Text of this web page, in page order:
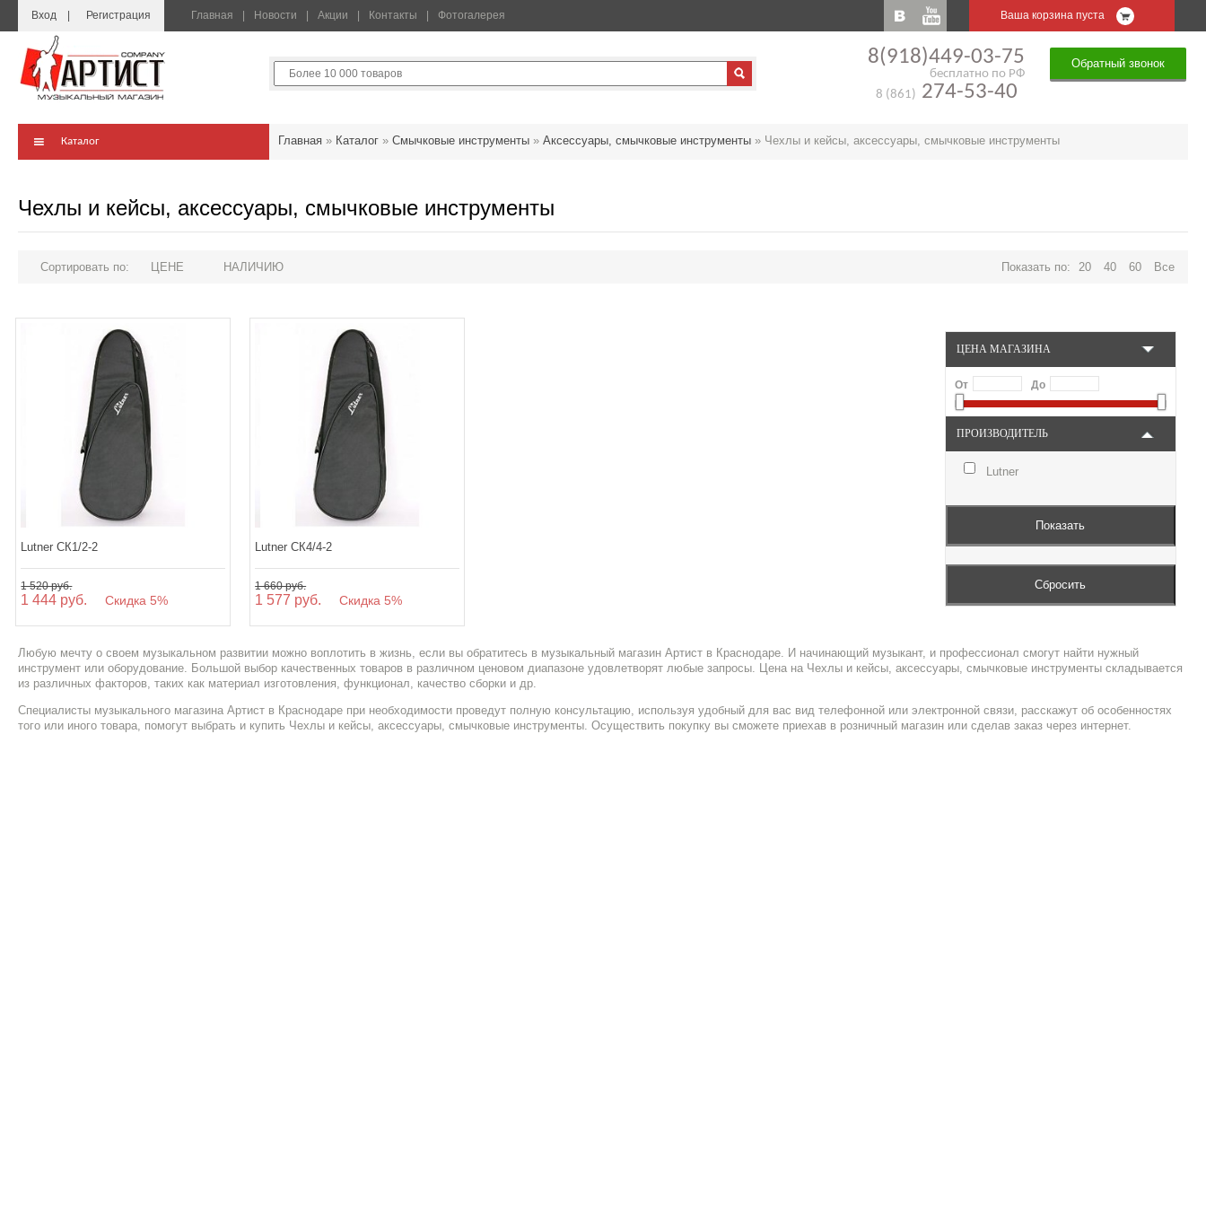
Вход Регистрация Главная Новости Акции Контакты Фотогалерея Ваша корзина пуста
8(918)449-03-75
бесплатно по РФ
8 (861) 274-53-40
Обратный звонок
Каталог Главная » Каталог » Смычковые инструменты » Аксессуары, смычковые инструменты » Чехлы и кейсы, аксессуары, смычковые инструменты
Чехлы и кейсы, аксессуары, смычковые инструменты
Сортировать по: ЦЕНЕ НАЛИЧИЮ Показать по: 20 40 60 Все
ЦЕНА МАГАЗИНА
От До
ПРОИЗВОДИТЕЛЬ
Lutner
Lutner СК1/2-2
1 520 руб.
1 444 руб. Скидка 5%
Lutner СК4/4-2
1 660 руб.
1 577 руб. Скидка 5%
Любую мечту о своем музыкальном развитии можно воплотить в жизнь, если вы обратитесь в музыкальный магазин Артист в Краснодаре. И начинающий музыкант, и профессионал смогут найти нужный
инструмент или оборудование. Большой выбор качественных товаров в различном ценовом диапазоне удовлетворят любые запросы. Цена на Чехлы и кейсы, аксессуары, смычковые инструменты складывается
из различных факторов, таких как материал изготовления, функционал, качество сборки и др.
Специалисты музыкального магазина Артист в Краснодаре при необходимости проведут полную консультацию, используя удобный для вас вид телефонной или электронной связи, расскажут об особенностях
того или иного товара, помогут выбрать и купить Чехлы и кейсы, аксессуары, смычковые инструменты. Осуществить покупку вы сможете приехав в розничный магазин или сделав заказ через интернет.